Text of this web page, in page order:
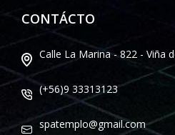
CONTÁCTO
Calle La Marina - 822 - Viña
(+56)9 33313123
spatemplo@gmail.com